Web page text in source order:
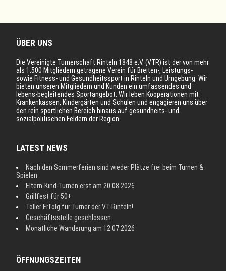
ÜBER UNS
Die Vereinigte Turnerschaft Rinteln 1848 e.V. (VTR) ist der von mehr
als 1.500 Mitgliedern getragene Verein für Breiten-, Leistungs-
sowie Fitness- und Gesundheitssport in Rinteln und Umgebung. Wir
bieten unseren Mitgliedern und Kunden ein umfassendes und
lebens-begleitendes Sportangebot. Wir leben Kooperationen mit
Krankenkassen, Kindergärten und Schulen und engagieren uns über
den rein sportlichen Bereich hinaus auf gesundheits- und
sozialpolitischen Feldern der Region.
LATEST NEWS
Nach den Sommerferien sind wieder Plätze frei beim Turnen &
Spielen
Eltern-Kind-Turnen erst am 20.08.2026
Grillfest für 50+
Toller Erfolg für Turner der VT Rinteln!
Geschäftsstelle geschlossen
Monatliche Wanderung am 12.07.2026
ÖFFNUNGSZEITEN